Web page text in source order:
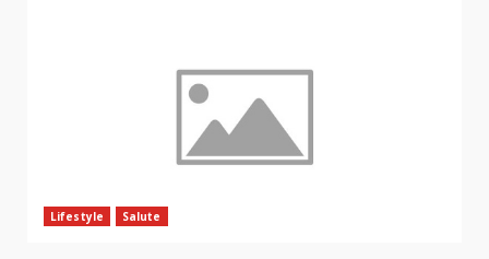
Lifestyle Salute